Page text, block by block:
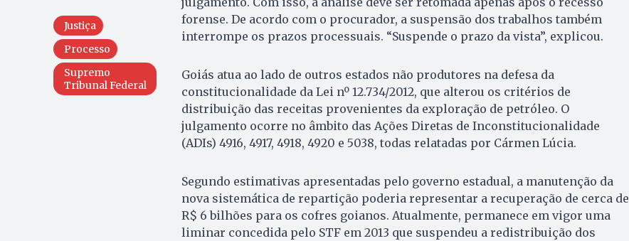
Justiça
Processo
Supremo
Tribunal Federal
forense. De acordo com o procurador, a suspensão dos trabalhos também
interrompe os prazos processuais. “Suspende o prazo da vista”, explicou.
Goiás atua ao lado de outros estados não produtores na defesa da
constitucionalidade da Lei nº 12.734/2012, que alterou os critérios de
distribuição das receitas provenientes da exploração de petróleo. O
julgamento ocorre no âmbito das Ações Diretas de Inconstitucionalidade
(ADIs) 4916, 4917, 4918, 4920 e 5038, todas relatadas por Cármen Lúcia.
Segundo estimativas apresentadas pelo governo estadual, a manutenção da
nova sistemática de repartição poderia representar a recuperação de cerca de
R$ 6 bilhões para os cofres goianos. Atualmente, permanece em vigor uma
liminar concedida pelo STF em 2013 que suspendeu a redistribuição dos